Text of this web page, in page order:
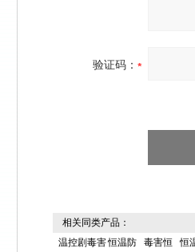
验证码：
相关同类产品：
温控剧毒害恒温防
毒害恒
恒